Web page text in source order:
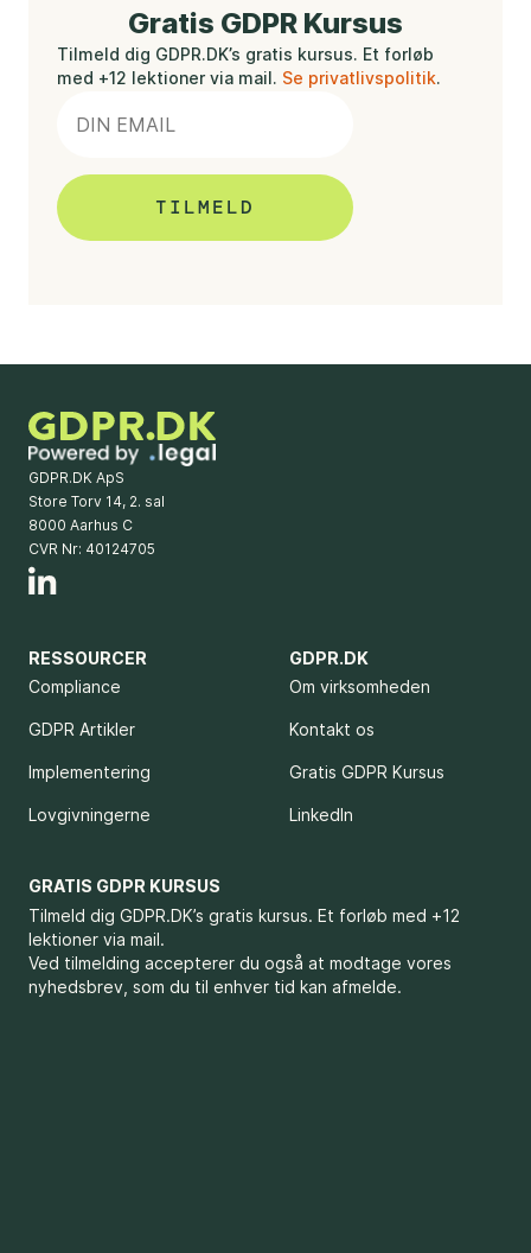
Gratis GDPR Kursus
Tilmeld dig GDPR.DK’s gratis kursus. Et forløb
med +12 lektioner via mail. Se privatlivspolitik.
GDPR.DK ApS
Store Torv 14, 2. sal
8000 Aarhus C
CVR Nr: 40124705
RESSOURCER
Compliance
GDPR Artikler
Implementering
Lovgivningerne
GDPR.DK
Om virksomheden
Kontakt os
Gratis GDPR Kursus
LinkedIn
GRATIS GDPR KURSUS
Tilmeld dig GDPR.DK’s gratis kursus. Et forløb med +12
lektioner via mail.
Ved tilmelding accepterer du også at modtage vores
nyhedsbrev, som du til enhver tid kan afmelde.